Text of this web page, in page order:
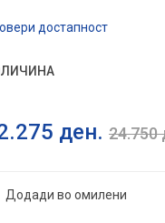
достапност
ден. 24.750
Додади во омилени